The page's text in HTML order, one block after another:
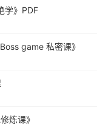
能条‬‎量‮裂炸‬‎绝学》PDF
game 私密课》
炼课》